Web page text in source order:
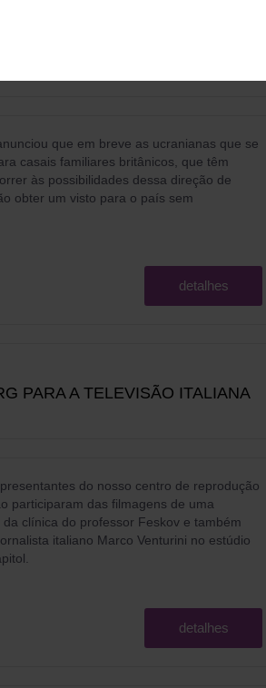
PARA O REINO UNIDO
que em breve as ucranianas que se
casais familiares britânicos, que têm
às possibilidades dessa direção de
obter um visto para o país sem
detalhes
PARA A TELEVISÃO ITALIANA
do nosso centro de reprodução
participaram das filmagens de uma
clínica do professor Feskov e também
italiano Marco Venturini no estúdio
detalhes